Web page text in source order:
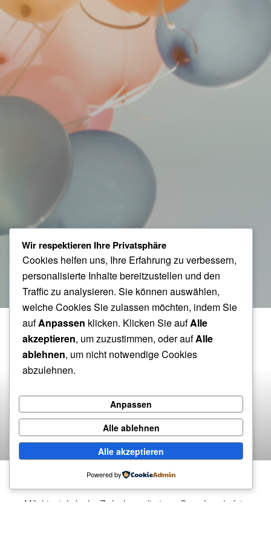
HÄRZENS CHIND
Liebe lässt sich nicht in Wochen messen.
HIER ENTSTEHT EINE NEUE SEITE
Möchtest du in der Zwischenzeit etwas Spenden, darfst
Wir respektieren Ihre Privatsphäre
Cookies helfen uns, Ihre Erfahrung zu verbessern,
personalisierte Inhalte bereitzustellen und den
Traffic zu analysieren. Sie können auswählen,
welche Cookies Sie zulassen möchten, indem Sie
aufAnpassen klicken. Klicken Sie aufAlle
akzeptieren, um zuzustimmen, oder aufAlle
ablehnen, um nicht notwendige Cookies
abzulehnen.
Anpassen
Alle ablehnen
Alle akzeptieren
Powered by